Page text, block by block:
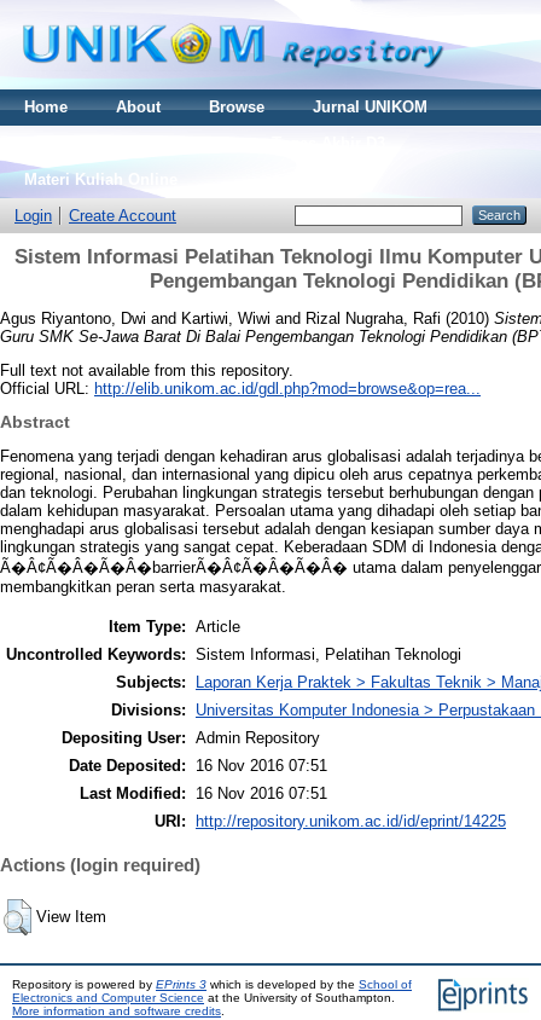
Home About Browse
Jurnal UNIKOM
Materi Kuliah Online
Login
Create Account
Sistem Informasi Pelatihan Teknologi Ilmu Komputer
Pengembangan Teknologi Pendidikan
Agus Riyantono, Dwi and Kartiwi, Wiwi and Rizal Nugraha, Rafi (2010)
Guru SMK Se-Jawa Barat Di Balai Pengembangan Teknologi Pendidikan
Full text not available from this repository.
Official URL: http://elib.unikom.ac.id/gdl.php?mod=browse&op=rea...
Abstract
Fenomena yang terjadi dengan kehadiran arus globalisasi adalah terjadinya
regional, nasional, dan internasional yang dipicu oleh arus cepatnya
dan teknologi. Perubahan lingkungan strategis tersebut berhubungan
dalam kehidupan masyarakat. Persoalan utama yang dihadapi oleh setiap
menghadapi arus globalisasi tersebut adalah dengan kesiapan sumber daya
lingkungan strategis yang sangat cepat. Keberadaan SDM di Indonesia
Ã�Â¢Ã�Â�Ã�Â�barrierÃ�Â¢Ã�Â�Ã�Â� utama dalam
membangkitkan peran serta masyarakat.
Item Type: Article
Uncontrolled Keywords: Sistem Informasi, Pelatihan Teknologi
Subjects:
Laporan Kerja Praktek > Fakultas Teknik >
Divisions:
Universitas Komputer Indonesia > Perpustakaan
Depositing User: Admin Repository
Date Deposited:
16 Nov 2016 07:51
Last Modified:
16 Nov 2016 07:51
URI:
http://repository.unikom.ac.id/id/eprint/14225
Actions (login required)
View Item
Repository is powered by EPrints 3 which is developed by the School of
Electronics and Computer Science at the University of Southampton.
More information and software credits